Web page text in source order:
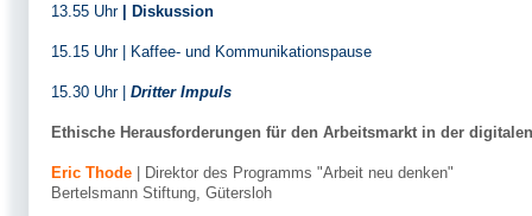
13.55 Uhr | Diskussion
15.15 Uhr | Kaffee- und Kommunikationspause
15.30 Uhr | Dritter Impuls
Ethische Herausforderungen für den Arbeitsmarkt in der
Eric Thode
| Direktor des Programms "Arbeit neu denken"
Bertelsmann Stiftung, Gütersloh